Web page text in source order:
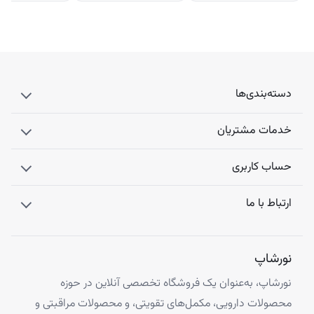
دسته‌بندی‌ها
خدمات مشتریان
حساب کاربری
ارتباط با ما
نورشاپ
نورشاپ، به‌عنوان یک فروشگاه تخصصی آنلاین در حوزه
محصولات دارویی، مکمل‌های تقویتی، و محصولات مراقبتی و